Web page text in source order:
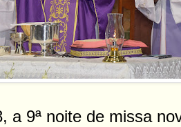
a 9ª noite de missa